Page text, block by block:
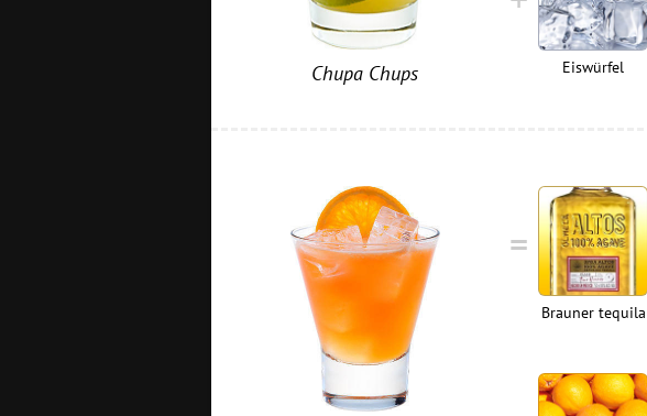
Chupa Chups Eiswürfel
Brauner tequila